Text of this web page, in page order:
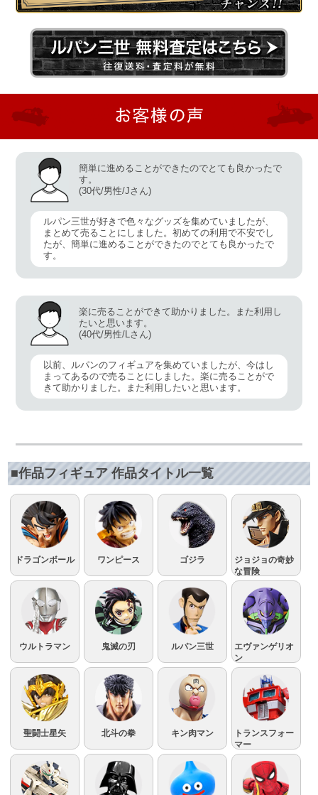
簡単に進めることができたのでとても良かったで
す。
(30代/男性/Jさん)
ルパン三世が好きで色々なグッズを集めていましたが、
まとめて売ることにしました。初めての利用で不安でし
たが、簡単に進めることができたのでとても良かったで
す。
楽に売ることができて助かりました。また利用し
たいと思います。
(40代/男性/Lさん)
以前、ルパンのフィギュアを集めていましたが、今はし
まってあるので売ることにしました。楽に売ることがで
きて助かりました。また利用したいと思います。
■作品フィギュア 作品タイトル一覧
ドラゴンボール ワンピース ゴジラ
ジョジョの奇妙
な冒険
ウルトラマン 鬼滅の刃 ルパン三世
エヴァンゲリオ
ン
聖闘士星矢 北斗の拳 キン肉マン
トランスフォー
マー